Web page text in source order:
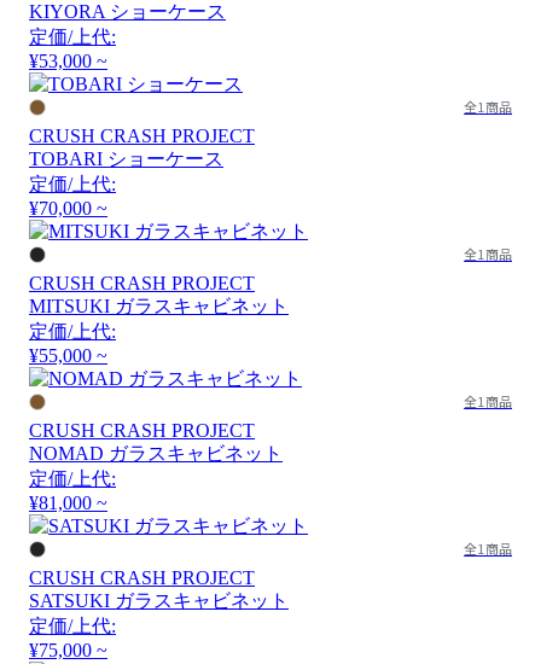
KIYORA ショーケース
定価/上代:
¥53,000 ~
全1商品
CRUSH CRASH PROJECT
TOBARI ショーケース
定価/上代:
¥70,000 ~
全1商品
CRUSH CRASH PROJECT
MITSUKI ガラスキャビネット
定価/上代:
¥55,000 ~
全1商品
CRUSH CRASH PROJECT
NOMAD ガラスキャビネット
定価/上代:
¥81,000 ~
全1商品
CRUSH CRASH PROJECT
SATSUKI ガラスキャビネット
定価/上代:
¥75,000 ~